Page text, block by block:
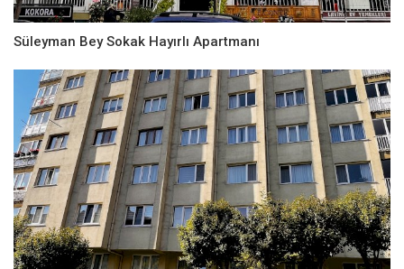
Süleyman Bey Sokak Hayırlı Apartmanı